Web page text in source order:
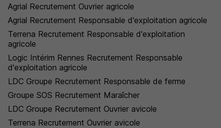
Agrial Recrutement Ouvrier agricole
Agrial Recrutement Responsable d'exploitation agricole
Terrena Recrutement Responsable d'exploitation
agricole
Logic Intérim Rennes Recrutement Responsable
d'exploitation agricole
LDC Groupe Recrutement Responsable de ferme
Groupe SOS Recrutement Maraîcher
LDC Groupe Recrutement Ouvrier avicole
Terrena Recrutement Ouvrier avicole